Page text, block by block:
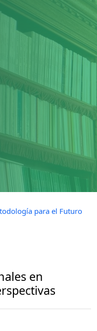
para el Futuro
en